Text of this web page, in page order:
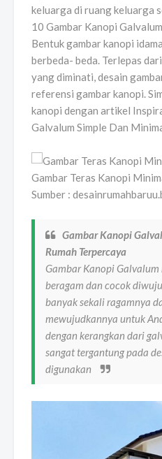
keluarga di ruang keluarga
10 Gambar Kanopi
Bentuk gambar kanopi
berbeda- beda. Terlepas
yang diminati, desain
referensi gambar kanopi.
kanopi dengan artikel
Galvalum Simple Dan
Gambar Teras Kanopi
Sumber :
Gambar Kanopi
Rumah Terpercaya
Gambar Kanopi
beragam dan cocok
banyak sekali ragamnya
mewujudkannya untuk
dengan kerangkan dari
sangat tergantung pada
digunakan